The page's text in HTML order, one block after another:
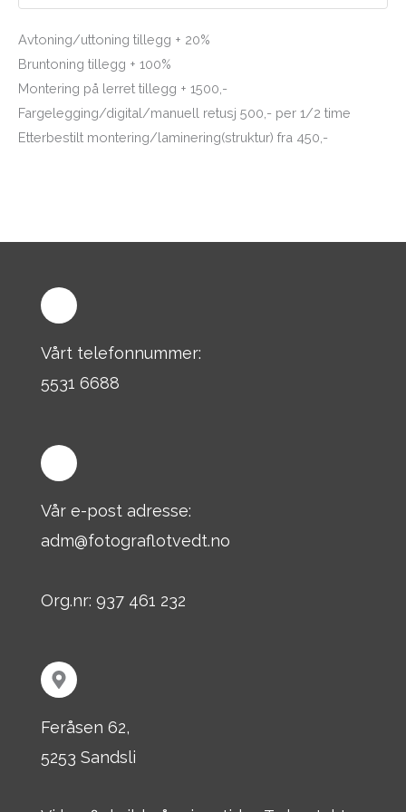
Avtoning/uttoning tillegg + 20%
Bruntoning tillegg + 100%
Montering på lerret tillegg + 1500,-
Fargelegging/digital/manuell retusj 500,- per 1/2 time
Etterbestilt montering/laminering(struktur) fra 450,-
Vårt telefonnummer:
5531 6688
Vår e-post adresse:
adm@fotograflotvedt.no
Org.nr: 937 461 232
Feråsen 62,
5253 Sandsli